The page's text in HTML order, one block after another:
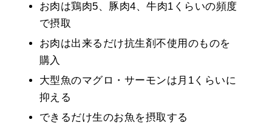
お肉は鶏肉5、豚肉4、牛肉1くらいの頻度
で摂取
お肉は出来るだけ抗生剤不使用のものを
購入
大型魚のマグロ・サーモンは月1くらいに
抑える
できるだけ生のお魚を摂取する